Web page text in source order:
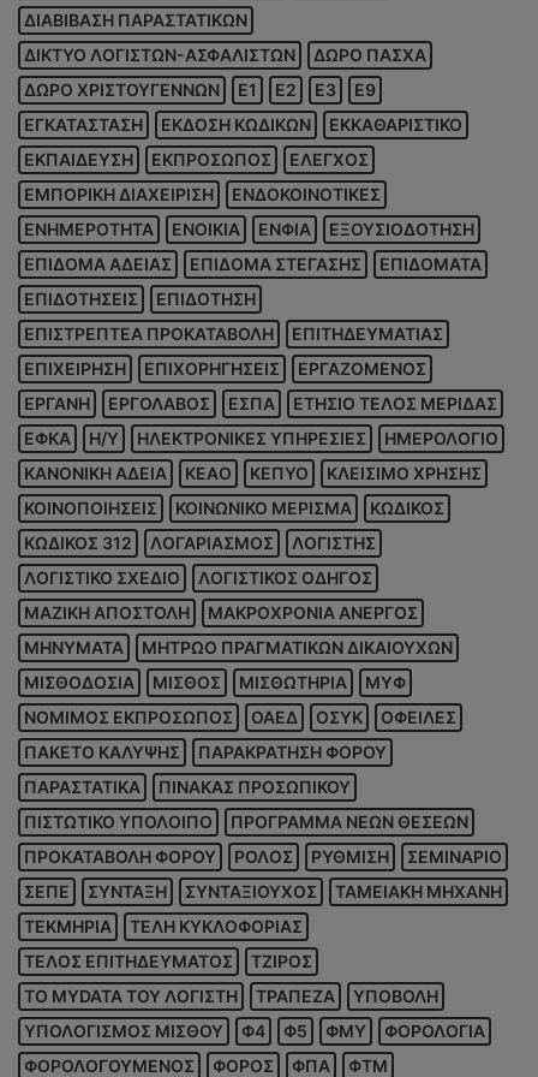
ΔΙΑΒΙΒΑΣΗ ΠΑΡΑΣΤΑΤΙΚΩΝ
ΔΙΚΤΥΟ ΛΟΓΙΣΤΩΝ-ΑΣΦΑΛΙΣΤΩΝ
ΔΩΡΟ ΠΑΣΧΑ
ΔΩΡΟ ΧΡΙΣΤΟΥΓΕΝΝΩΝ
Ε1 Ε2 Ε3
Ε9
ΕΓΚΑΤΑΣΤΑΣΗ
ΕΚΔΟΣΗ ΚΩΔΙΚΩΝ
ΕΚΚΑΘΑΡΙΣΤΙΚΟ
ΕΚΠΑΙΔΕΥΣΗ
ΕΚΠΡΟΣΩΠΟΣ
ΕΛΕΓΧΟΣ
ΕΜΠΟΡΙΚΗ ΔΙΑΧΕΙΡΙΣΗ
ΕΝΔΟΚΟΙΝΟΤΙΚΕΣ
ΕΝΗΜΕΡΟΤΗΤΑ
ΕΝΟΙΚΙΑ ΕΝΦΙΑ
ΕΞΟΥΣΙΟΔΟΤΗΣΗ
ΕΠΙΔΟΜΑ ΑΔΕΙΑΣ
ΕΠΙΔΟΜΑ ΣΤΕΓΑΣΗΣ
ΕΠΙΔΟΜΑΤΑ
ΕΠΙΔΟΤΗΣΕΙΣ
ΕΠΙΔΟΤΗΣΗ
ΕΠΙΣΤΡΕΠΤΕΑ ΠΡΟΚΑΤΑΒΟΛΗ
ΕΠΙΤΗΔΕΥΜΑΤΙΑΣ
ΕΠΙΧΕΙΡΗΣΗ
ΕΠΙΧΟΡΗΓΗΣΕΙΣ
ΕΡΓΑΖΟΜΕΝΟΣ
ΕΡΓΑΝΗ
ΕΡΓΟΛΑΒΟΣ ΕΣΠΑ
ΕΤΗΣΙΟ ΤΕΛΟΣ ΜΕΡΙΔΑΣ
ΕΦΚΑ
Η/Υ ΗΛΕΚΤΡΟΝΙΚΕΣ ΥΠΗΡΕΣΙΕΣ
ΗΜΕΡΟΛΟΓΙΟ
ΚΑΝΟΝΙΚΗ ΑΔΕΙΑ
ΚΕΑΟ ΚΕΠΥΟ
ΚΛΕΙΣΙΜΟ ΧΡΗΣΗΣ
ΚΟΙΝΟΠΟΙΗΣΕΙΣ
ΚΟΙΝΩΝΙΚΟ ΜΕΡΙΣΜΑ
ΚΩΔΙΚΟΣ
ΚΩΔΙΚΟΣ 312
ΛΟΓΑΡΙΑΣΜΟΣ
ΛΟΓΙΣΤΗΣ
ΛΟΓΙΣΤΙΚΟ ΣΧΕΔΙΟ
ΛΟΓΙΣΤΙΚΟΣ ΟΔΗΓΟΣ
ΜΑΖΙΚΗ ΑΠΟΣΤΟΛΗ
ΜΑΚΡΟΧΡΟΝΙΑ ΑΝΕΡΓΟΣ
ΜΗΝΥΜΑΤΑ
ΜΗΤΡΩΟ ΠΡΑΓΜΑΤΙΚΩΝ ΔΙΚΑΙΟΥΧΩΝ
ΜΙΣΘΟΔΟΣΙΑ
ΜΙΣΘΟΣ ΜΙΣΘΩΤΗΡΙΑ
ΜΥΦ
ΝΟΜΙΜΟΣ ΕΚΠΡΟΣΩΠΟΣ
ΟΑΕΔ ΟΣΥΚ
ΟΦΕΙΛΕΣ
ΠΑΚΕΤΟ ΚΑΛΥΨΗΣ
ΠΑΡΑΚΡΑΤΗΣΗ ΦΟΡΟΥ
ΠΑΡΑΣΤΑΤΙΚΑ
ΠΙΝΑΚΑΣ ΠΡΟΣΩΠΙΚΟΥ
ΠΙΣΤΩΤΙΚΟ ΥΠΟΛΟΙΠΟ
ΠΡΟΓΡΑΜΜΑ ΝΕΩΝ ΘΕΣΕΩΝ
ΠΡΟΚΑΤΑΒΟΛΗ ΦΟΡΟΥ
ΡΟΛΟΣ ΡΥΘΜΙΣΗ
ΣΕΜΙΝΑΡΙΟ
ΣΕΠΕ
ΣΥΝΤΑΞΗ ΣΥΝΤΑΞΙΟΥΧΟΣ
ΤΑΜΕΙΑΚΗ ΜΗΧΑΝΗ
ΤΕΚΜΗΡΙΑ
ΤΕΛΗ ΚΥΚΛΟΦΟΡΙΑΣ
ΤΕΛΟΣ ΕΠΙΤΗΔΕΥΜΑΤΟΣ
ΤΖΙΡΟΣ
ΤΟ MYDATA ΤΟΥ ΛΟΓΙΣΤΗ
ΤΡΑΠΕΖΑ
ΥΠΟΒΟΛΗ
ΥΠΟΛΟΓΙΣΜΟΣ ΜΙΣΘΟΥ
Φ4 Φ5 ΦΜΥ
ΦΟΡΟΛΟΓΙΑ
ΦΟΡΟΛΟΓΟΥΜΕΝΟΣ
ΦΟΡΟΣ ΦΠΑ
ΦΤΜ